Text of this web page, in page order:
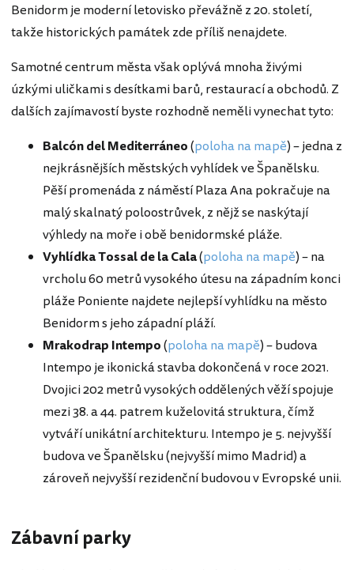
Benidorm je moderní letovisko převážně z 20. století,
takže historických památek zde příliš nenajdete.
Samotné centrum města však oplývá mnoha živými
úzkými uličkami s desítkami barů, restaurací a obchodů. Z
dalších zajímavostí byste rozhodně neměli vynechat tyto:
Balcón del Mediterráneo(poloha na mapě) – jedna z
nejkrásnějších městských vyhlídek ve Španělsku.
Pěší promenáda z náměstí Plaza Ana pokračuje na
malý skalnatý poloostrůvek, z nějž se naskýtají
výhledy na moře i obě benidormské pláže.
Vyhlídka Tossal de la Cala(poloha na mapě) – na
vrcholu 60 metrů vysokého útesu na západním konci
pláže Poniente najdete nejlepší vyhlídku na město
Benidorm s jeho západní pláží.
Mrakodrap Intempo(poloha na mapě) – budova
Intempo je ikonická stavba dokončená v roce 2021.
Dvojici 202 metrů vysokých oddělených věží spojuje
mezi 38. a 44. patrem kuželovitá struktura, čímž
vytváří unikátní architekturu. Intempo je 5. nejvyšší
budova ve Španělsku (nejvyšší mimo Madrid) a
zároveň nejvyšší rezidenční budovou v Evropské unii.
Zábavní parky